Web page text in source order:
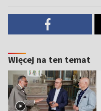
Więcej na ten temat